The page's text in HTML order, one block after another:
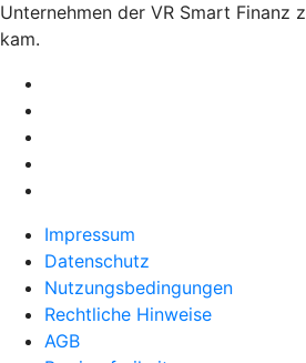
Unternehmen der VR Smart Finanz
kam.
Impressum
Datenschutz
Nutzungsbedingungen
Rechtliche Hinweise
AGB